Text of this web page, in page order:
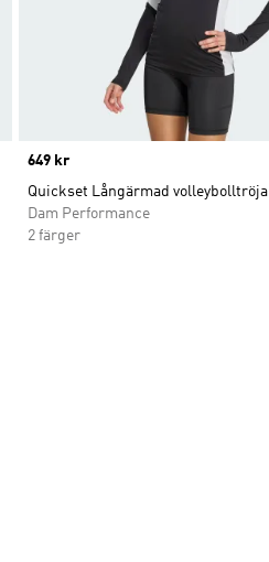
Price
649 kr
Quickset Långärmad volleybolltröja
Dam Performance
2 färger